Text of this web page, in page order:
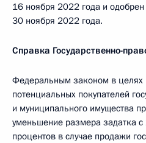
16 ноября 2022 года и
30 ноября 2022 года.
Справка Государственно-
Федеральным законом в целях
потенциальных покупателей
и муниципального имущества
уменьшение размера задатка
процентов в случае продажи